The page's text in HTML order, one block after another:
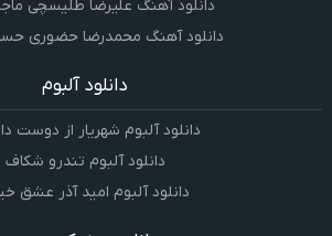
دانلود آهنگ علیرضا طلیسچی
دانلود آهنگ محمدرضا حضورى
دانلود آلبوم
دانلود آلبوم شهریار از دوست
دانلود آلبوم تندرو شکاف
دانلود آلبوم امید آذر عشق